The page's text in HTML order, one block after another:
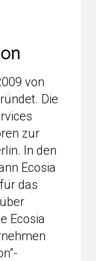
von
Die
zur
In den
Ecosia
das
Ecosia